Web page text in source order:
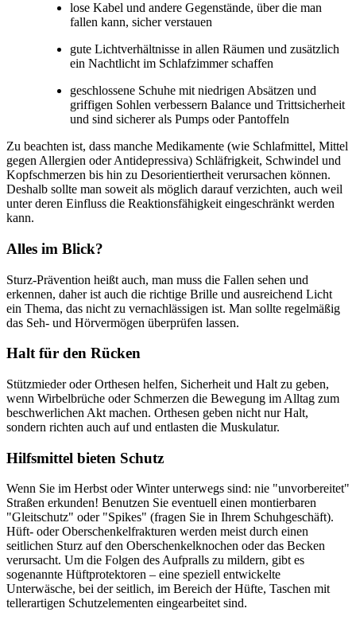
lose Kabel und andere Gegenstände, über die man
fallen kann, sicher verstauen
gute Lichtverhältnisse in allen Räumen und zusätzlich
ein Nachtlicht im Schlafzimmer schaffen
geschlossene Schuhe mit niedrigen Absätzen und
griffigen Sohlen verbessern Balance und Trittsicherheit
und sind sicherer als Pumps oder Pantoffeln
Zu beachten ist, dass manche Medikamente (wie Schlafmittel, Mittel
gegen Allergien oder Antidepressiva) Schläfrigkeit, Schwindel und
Kopfschmerzen bis hin zu Desorientiertheit verursachen können.
Deshalb sollte man soweit als möglich darauf verzichten, auch weil
unter deren Einfluss die Reaktionsfähigkeit eingeschränkt werden
kann.
Alles im Blick?
Sturz-Prävention heißt auch, man muss die Fallen sehen und
erkennen, daher ist auch die richtige Brille und ausreichend Licht
ein Thema, das nicht zu vernachlässigen ist. Man sollte regelmäßig
das Seh- und Hörvermögen überprüfen lassen.
Halt für den Rücken
Stützmieder oder Orthesen helfen, Sicherheit und Halt zu geben,
wenn Wirbelbrüche oder Schmerzen die Bewegung im Alltag zum
beschwerlichen Akt machen. Orthesen geben nicht nur Halt,
sondern richten auch auf und entlasten die Muskulatur.
Hilfsmittel bieten Schutz
Wenn Sie im Herbst oder Winter unterwegs sind: nie "unvorbereitet"
Straßen erkunden! Benutzen Sie eventuell einen montierbaren
"Gleitschutz" oder "Spikes" (fragen Sie in Ihrem Schuhgeschäft).
Hüft- oder Oberschenkelfrakturen werden meist durch einen
seitlichen Sturz auf den Oberschenkelknochen oder das Becken
verursacht. Um die Folgen des Aufpralls zu mildern, gibt es
sogenannte Hüftprotektoren – eine speziell entwickelte
Unterwäsche, bei der seitlich, im Bereich der Hüfte, Taschen mit
tellerartigen Schutzelementen eingearbeitet sind.